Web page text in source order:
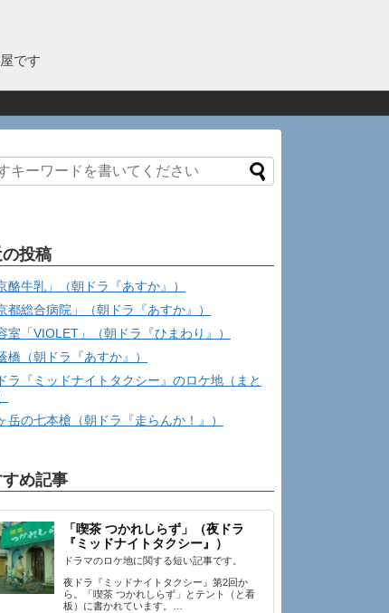
です
投稿
酪牛乳」（朝ドラ『あすか』）
都総合病院」（朝ドラ『あすか』）
室「VIOLET」（朝ドラ『ひまわり』）
橋（朝ドラ『あすか』）
ラ『ミッドナイトタクシー』のロケ地（まと
岳の七本槍（朝ドラ『走らんか！』）
め記事
「喫茶 つかれしらず」（夜ドラ
『ミッドナイトタクシー』）
ドラマのロケ地に関する短い記事です。
夜ドラ『ミッドナイトタクシー』第2回か
ら。「喫茶 つかれしらず」とテント（と看
板）に書かれています。…